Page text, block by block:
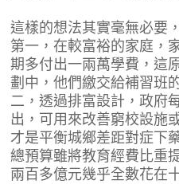
這樣的想法其實毫無必要
第一，在較富裕的家庭，
期多付出一兩萬學費，這
劃中，他們繳交給補習班
二，透過排富設計，政府
出，可用來改善窮校設施
才是平衡城鄉差距對症下
總預算雖將教育經費比重
兩百多億元幾乎全數花在